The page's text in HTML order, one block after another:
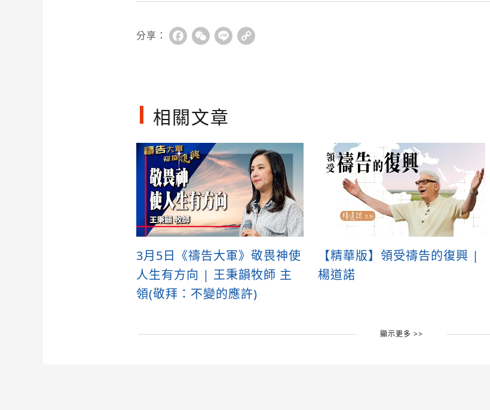
分享： FacebookWeChat
Line
相關文章
3月5日《禱告大軍》敬畏神使
人生有方向 | 王秉韻牧師 主
領(敬拜：不變的應許)
【精華版】領受禱告的復興 |
楊道諾
顯示更多 >>